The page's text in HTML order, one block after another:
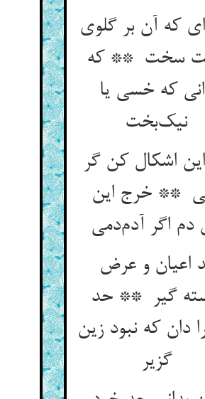
که آن بر گلوی
سخت ** که
که خسی یا
نیک‌بخت
اشکال کن گر
** خرج این
اعیان و عرض
گیر ** حد
دان که نبود زین
گزیر